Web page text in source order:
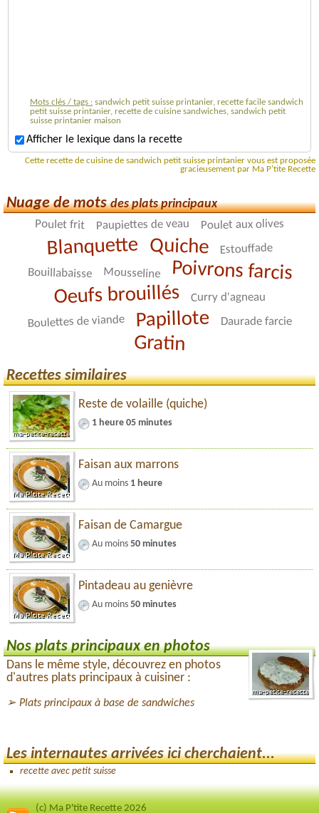
Mots clés / tags : sandwich petit suisse printanier, recette facile sandwich
petit suisse printanier, recette de cuisine sandwiches, sandwich petit
suisse printanier maison
Afficher le lexique dans la recette
Cette recette de cuisine de sandwich petit suisse printanier vous est proposée
gracieusement par Ma P'tite Recette
Nuage de motsdes plats principaux
Poulet frit Paupiettes de veau Poulet aux olives
Blanquette Quiche Estouffade
Bouillabaisse Mousseline Poivrons farcis
Oeufs brouillés Curry d'agneau
Boulettes de viande Papillote Daurade farcie
Gratin
Recettes similaires
Reste de volaille (quiche)
1 heure 05 minutes
Faisan aux marrons
Au moins 1 heure
Faisan de Camargue
Au moins 50 minutes
Pintadeau au genièvre
Au moins 50 minutes
Nos plats principaux en photos
Dans le même style, découvrez en photos
d'autres plats principaux à cuisiner :
Plats principaux à base de sandwiches
Les internautes arrivées ici cherchaient...
recette avec petit suisse
(c) Ma P'tite Recette 2026